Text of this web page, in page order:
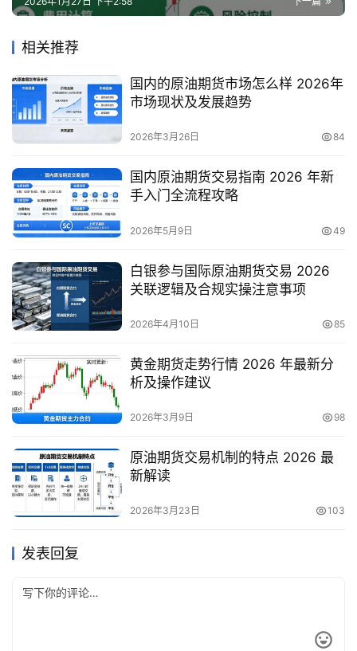
相关推荐
国内的原油期货市场怎么样 2026年
市场现状及发展趋势
2026年3月26日 84
国内原油期货交易指南 2026 年新
手入门全流程攻略
2026年5月9日 49
白银参与国际原油期货交易 2026
关联逻辑及合规实操注意事项
2026年4月10日 85
黄金期货走势行情 2026 年最新分
析及操作建议
2026年3月9日 98
原油期货交易机制的特点 2026 最
新解读
2026年3月23日 103
发表回复